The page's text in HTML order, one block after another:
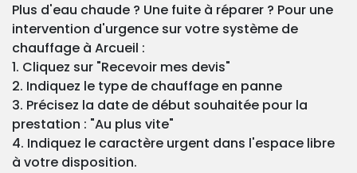
Plus d'eau chaude ? Une fuite à réparer ? Pour une
intervention d'urgence sur votre système de
chauffage à Arcueil :
1. Cliquez sur "Recevoir mes devis"
2. Indiquez le type de chauffage en panne
3. Précisez la date de début souhaitée pour la
prestation : "Au plus vite"
4. Indiquez le caractère urgent dans l'espace libre
à votre disposition.